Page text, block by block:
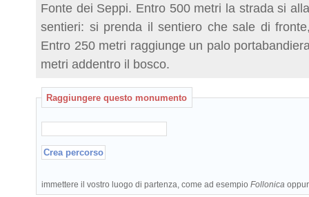
Fonte dei Seppi. Entro 500 metri la strada si
sentieri: si prenda il sentiero che sale di
Entro 250 metri raggiunge un palo
metri addentro il bosco.
Raggiungere questo monumento
immettere il vostro luogo di partenza, come ad esempio Follonica